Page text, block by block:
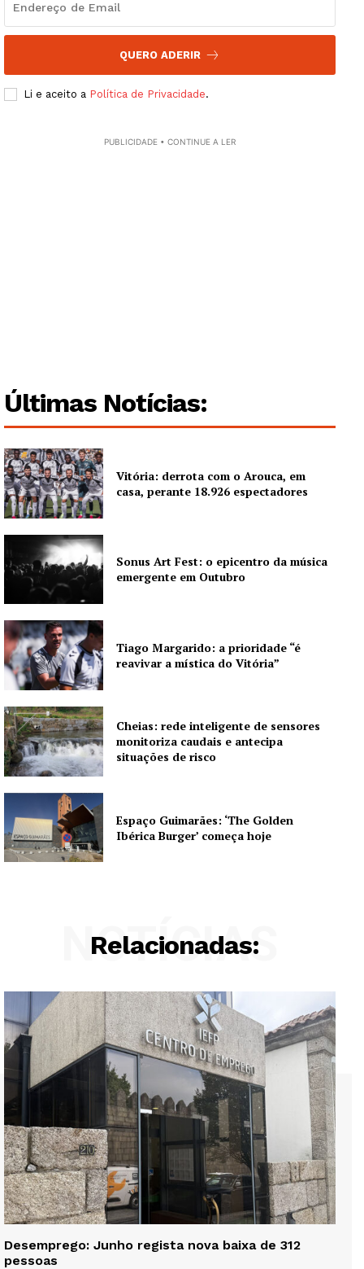
SUBSCREVA JÁ!
QUERO ADERIR
Li e aceito a Política de Privacidade.
PUBLICIDADE • CONTINUE A LER
Últimas Notícias:
Vitória: derrota com o Arouca, em
casa, perante 18.926 espectadores
Sonus Art Fest: o epicentro da música
emergente em Outubro
Tiago Margarido: a prioridade “é
reavivar a mística do Vitória”
Cheias: rede inteligente de sensores
monitoriza caudais e antecipa
situações de risco
Espaço Guimarães: ‘The Golden
Ibérica Burger’ começa hoje
Relacionadas:
NOTÍCIAS
Desemprego: Junho regista nova baixa de 312
pessoas